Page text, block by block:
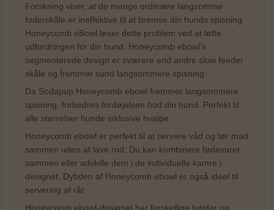
Forskning viser, at de mange ordinære langsomme
foderskåle er ineffektive til at bremse din hunds spisning.
Honeycomb eBowl løser dette problem ved at løfte
udfordringen for din hund. Honeycomb ebowl's
segmenterede design er sværere end andre slow feeder
skåle og fremmer sund langsommere spisning.
Da Sodapup Honeycomb ebowl fremmer langsommere
spisning, forbedres fordøjelsen hod din hund. Perfekt til
alle størrelser hunde inklusive hvalpe.
Honeycomb ebowl er perfekt til at servere våd og tør mad
sammen uden at lave rod. Du kan kombinere fødevarer
sammen eller adskille dem i de individuelle kamre i
designet. Dybden af ​​Honeycomb ebowl er også ideel til
servering af råt
Honeycomb ebowl-designet har forskellige højder og